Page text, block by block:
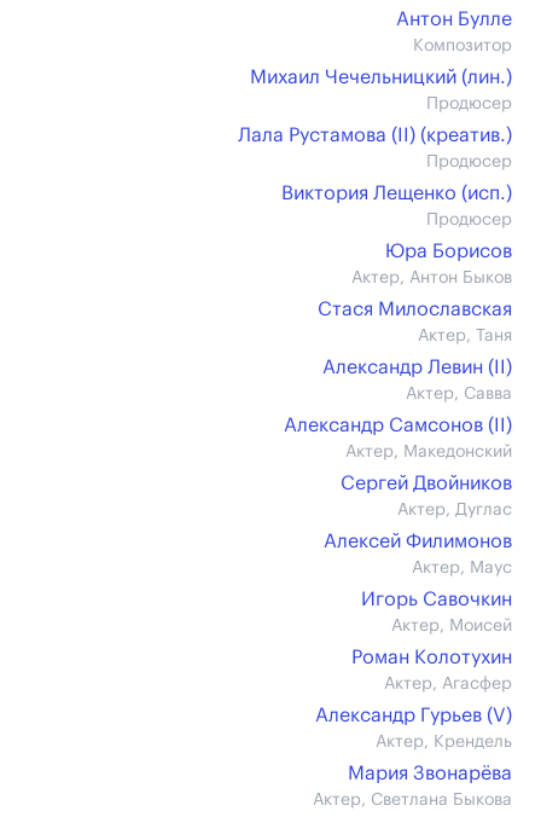
Антон Булле
Композитор
Михаил Чечельницкий (лин.)
Продюсер
Лала Рустамова (II) (креатив.)
Продюсер
Виктория Лещенко (иcп.)
Продюсер
Юра Борисов
Актер, Антон Быков
Стася Милославская
Актер, Таня
Александр Левин (II)
Актер, Савва
Александр Самсонов (II)
Актер, Македонский
Сергей Двойников
Актер, Дуглас
Алексей Филимонов
Актер, Маус
Игорь Савочкин
Актер, Моисей
Роман Колотухин
Актер, Агасфер
Александр Гурьев (V)
Актер, Крендель
Мария Звонарёва
Актер, Светлана Быкова